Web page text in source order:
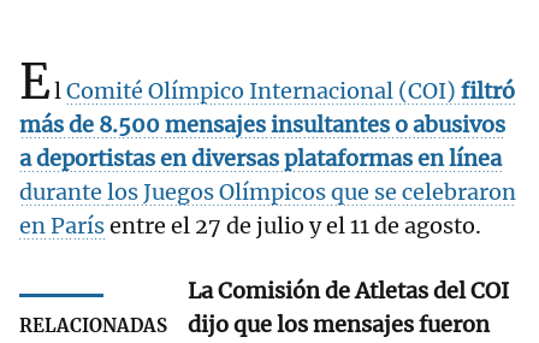
ElComité Olímpico Internacional (COI) filtró
más de 8.500 mensajes insultantes o abusivos
a deportistas en diversas plataformas en línea
durante los Juegos Olímpicos que se celebraron
en Parísentre el 27 de julio y el 11 de agosto.
RELACIONADAS
La Comisión de Atletas del COI
dijo que los mensajes fueron